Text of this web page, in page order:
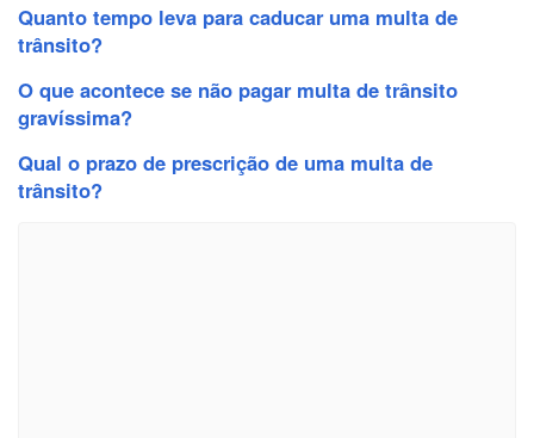
Quanto tempo leva para caducar uma multa de
trânsito?
O que acontece se não pagar multa de trânsito
gravíssima?
Qual o prazo de prescrição de uma multa de
trânsito?